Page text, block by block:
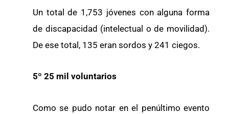
Un total de 1,753 jóvenes con alguna forma
de discapacidad (intelectual o de movilidad).
De ese total, 135 eran sordos y 241 ciegos.
5º 25 mil voluntarios
Como se pudo notar en el penúltimo evento